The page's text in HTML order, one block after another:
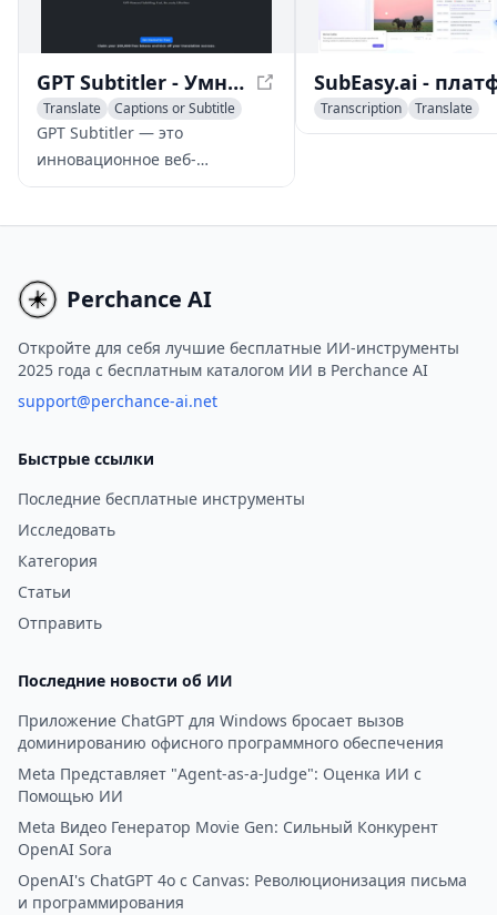
анализа ИИ, программное
автоматической
транскрипции, медиаплееры,
поисковых систем, и многое
видеоролики на
языках.
GPT Subtitler - Умный перевод субтитров
Translate Captions or Subtitle
GPT Subtitler — это
инновационное веб-
приложение, использующее
языков с высокой точностью.
Transcription
Translate
Captions or Subtitle
Perchance AI
Откройте для себя лучшие бесплатные ИИ-инструменты
2025 года с бесплатным каталогом ИИ в Perchance AI
support@perchance-ai.net
Быстрые ссылки
Последние бесплатные инструменты
Исследовать
Категория
Статьи
Отправить
Последние новости об ИИ
Приложение ChatGPT для Windows бросает вызов
доминированию офисного программного обеспечения
Meta Представляет "Agent-as-a-Judge": Оценка ИИ с
Помощью ИИ
Meta Видео Генератор Movie Gen: Сильный Конкурент
OpenAI Sora
OpenAI's ChatGPT 4o с Canvas: Революционизация письма
и программирования